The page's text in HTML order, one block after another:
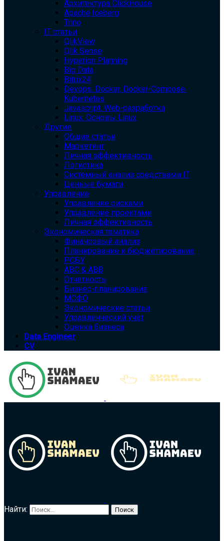
Архитектура ClickHouse
Apache Iceberg
Trino
IT статьи
QlikView
Qlik Sense
Hyperion Planning
Big Data
Bitrix24
Devops. Docker. Docker-Compose.
Kubernetes
Javascript. Web-разработка
Linux. Основы Linux
Другие
Общие статьи
Маркетинг
Личная эффективность
Логистика
Системный анализ средствами IT
Ценные бумаги
Управление
Управление рисками
Управление проектами
Личная эффективность
Экономическая тематика
Финансовый анализ
Планирование и бюджетирование
РСБУ
ABC & ABB
Отчетность
Бизнес-планирование
МСФО
Экономические статьи
Управленческий учет
Оценка бизнеса
Data Engineer
CV
Найти: